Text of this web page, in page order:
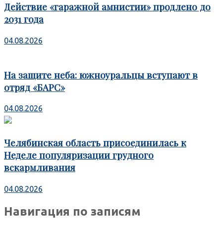
Действие «гаражной амнистии» продлено до
2031 года
04.08.2026
На защите неба: южноуральцы вступают в
отряд «БАРС»
04.08.2026
Челябинская область присоединилась к
Неделе популяризации грудного
вскармливания
04.08.2026
Навигация по записям